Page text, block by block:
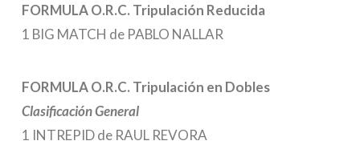
FORMULA O.R.C. Tripulación Reducida
1 BIG MATCH de PABLO NALLAR
FORMULA O.R.C. Tripulación en Dobles
Clasificación General
1 INTREPID de RAUL REVORA